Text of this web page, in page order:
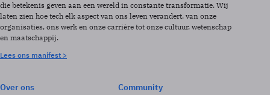
die betekenis geven aan een wereld in constante transformatie. Wij
laten zien hoe tech elk aspect van ons leven verandert, van onze
organisaties, ons werk en onze carrière tot onze cultuur, wetenschap
en maatschappij.
Lees ons manifest >
Over ons
Community